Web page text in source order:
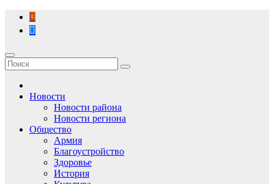
Перейти
содержимому
Новости
Новости района
Новости региона
Общество
Армия
Благоустройство
Здоровье
История